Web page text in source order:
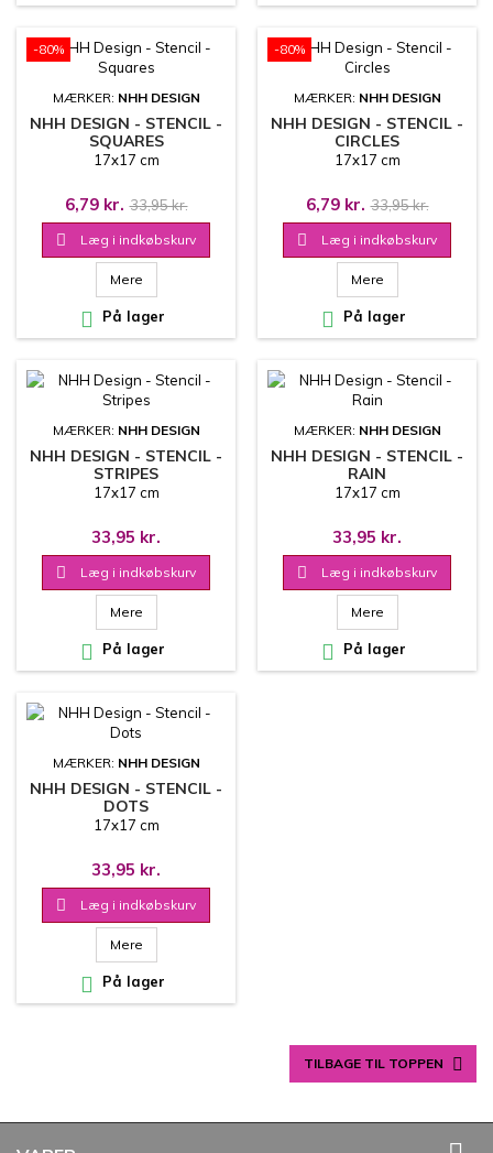
-80%
MÆRKER: NHH DESIGN
NHH DESIGN - STENCIL -
SQUARES
17x17 cm
6,79 kr. 33,95 kr.

Læg i indkøbskurv
Mere
 På lager
-80%
MÆRKER: NHH DESIGN
NHH DESIGN - STENCIL -
CIRCLES
17x17 cm
6,79 kr. 33,95 kr.

Læg i indkøbskurv
Mere
 På lager
MÆRKER: NHH DESIGN
NHH DESIGN - STENCIL -
STRIPES
17x17 cm
33,95 kr.
 Læg i indkøbskurv
Mere
 På lager
MÆRKER: NHH DESIGN
NHH DESIGN - STENCIL -
RAIN
17x17 cm
33,95 kr.
 Læg i indkøbskurv
Mere
 På lager
MÆRKER: NHH DESIGN
NHH DESIGN - STENCIL -
DOTS
17x17 cm
33,95 kr.
 Læg i indkøbskurv
Mere
 På lager
TILBAGE TIL TOPPEN 